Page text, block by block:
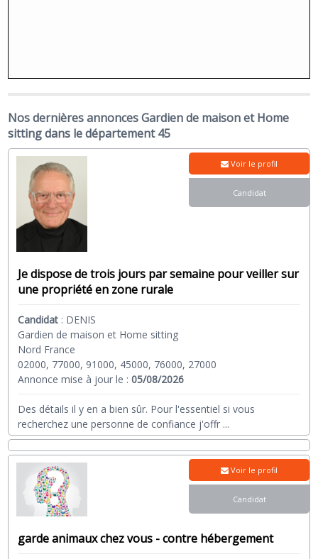
Nos dernières annonces Gardien de maison et Home
sitting dans le département 45
Je dispose de trois jours par semaine pour veiller sur
une propriété en zone rurale
Candidat : DENIS
Gardien de maison et Home sitting
Nord France
02000, 77000, 91000, 45000, 76000, 27000
Annonce mise à jour le :05/08/2026
Des détails il y en a bien sûr. Pour l'essentiel si vous
recherchez une personne de confiance j'offr ...
Voir le profil
Candidat
garde animaux chez vous - contre hébergement
Voir le profil
Candidat